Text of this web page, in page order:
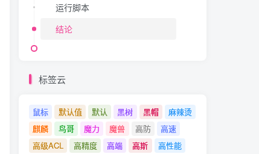
运行脚本
结论
标签云
鼠标 默认值 默认 黑树 黑帽
麻辣烫
麒麟
鸟哥 魔力 魔兽 高防
高速
高级ACL
高精度 高端 高斯
高性能